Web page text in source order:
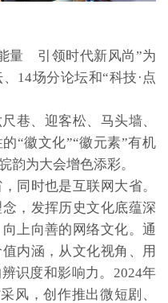
引领时代新风尚”为
14场分论坛和“科技·点
、迎客松、马头墙、
“徽文化”“徽元素”有机
韵为大会增色添彩。
时也是互联网大省。
，发挥历史文化底蕴深
上向善的网络文化。通
内涵，从文化视角、用
识度和影响力。2024年
风，创作推出微短剧、